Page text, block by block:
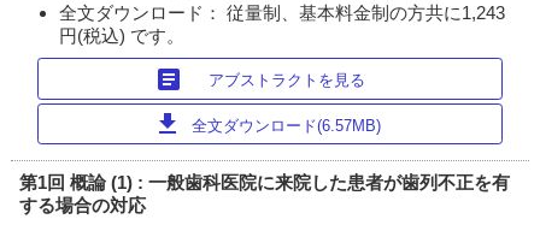
全文ダウンロード： 従量制、基本料金制の方共に1,243
円(税込) です。
article アブストラクトを見る
download 全文ダウンロード(6.57MB)
第1回 概論 (1) : 一般歯科医院に来院した患者が歯列不正を有
する場合の対応